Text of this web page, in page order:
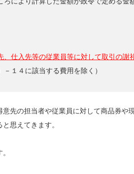
、仕入先等の従業員等に対して取引の謝
－１４に該当する費用を除く）
意先の担当者や従業員に対して商品券や
思えてきます。